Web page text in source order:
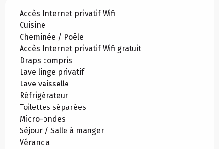
Accès Internet privatif Wifi
Cuisine
Cheminée / Poêle
Accès Internet privatif Wifi gratuit
Draps compris
Lave linge privatif
Lave vaisselle
Réfrigérateur
Toilettes séparées
Micro-ondes
Séjour / Salle à manger
Véranda